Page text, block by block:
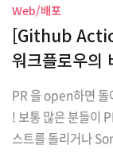
Web/배포
[Github
워크플로우의
PR 을 open하면 돌
! 보통 많은 분들이
스트를 돌리거나